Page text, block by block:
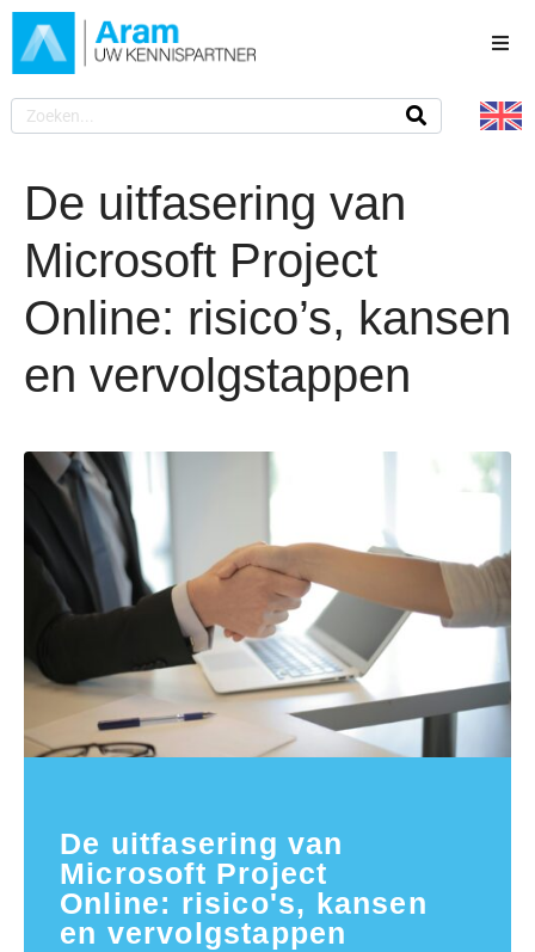
Home
Onze diensten
Werken bij Aram
Over ons
Nieuws
De uitfasering van
Microsoft Project
Online: risico’s, kansen
en vervolgstappen
De uitfasering van
Microsoft Project
Online: risico's, kansen
en vervolgstappen